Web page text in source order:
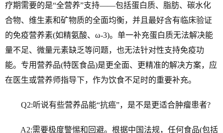
疗期需要的是“全营养”支持——包括蛋白质、脂肪、碳水化
合物、维生素和矿物质的全面均衡，并且最好含有临床验证
的免疫营养素(如精氨酸、ω-3)。单一补充蛋白质无法解决能
量不足、微量元素缺乏等问题，也无法针对性支持免疫功
能。专用营养品(特医食品)是更全面、更精准的解决方案，应
在医生或营养师指导下，作为饮食不足时的重要补充。
Q2:听说有些营养品能“抗癌”，是不是更适合肿瘤患者?
A2:需要极度警惕和回避。根据中国法规，任何食品(包括